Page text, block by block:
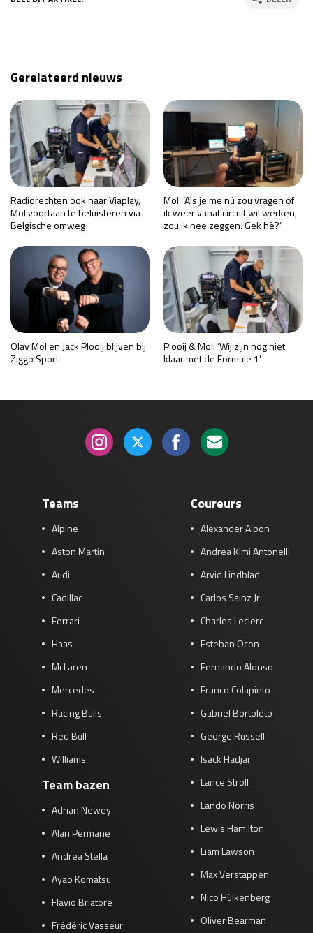
Gerelateerd nieuws
Radiorechten ook naar Viaplay,
Mol voortaan te beluisteren via
Belgische omweg
Mol: ‘Als je me nú zou vragen of
ik weer vanaf circuit wil werken,
zou ik nee zeggen. Gek hè?’
Olav Mol en Jack Plooij blijven bij
Ziggo Sport
Plooij & Mol: ‘Wij zijn nog niet
klaar met de Formule 1’
Teams
Alpine
Aston Martin
Audi
Cadillac
Ferrari
Haas
McLaren
Mercedes
Racing Bulls
Red Bull
Williams
Team bazen
Adrian Newey
Alan Permane
Andrea Stella
Ayao Komatsu
Flavio Briatore
Frédéric Vasseur
Coureurs
Alexander Albon
Andrea Kimi Antonelli
Arvid Lindblad
Carlos Sainz Jr
Charles Leclerc
Esteban Ocon
Fernando Alonso
Franco Colapinto
Gabriel Bortoleto
George Russell
Isack Hadjar
Lance Stroll
Lando Norris
Lewis Hamilton
Liam Lawson
Max Verstappen
Nico Hülkenberg
Oliver Bearman